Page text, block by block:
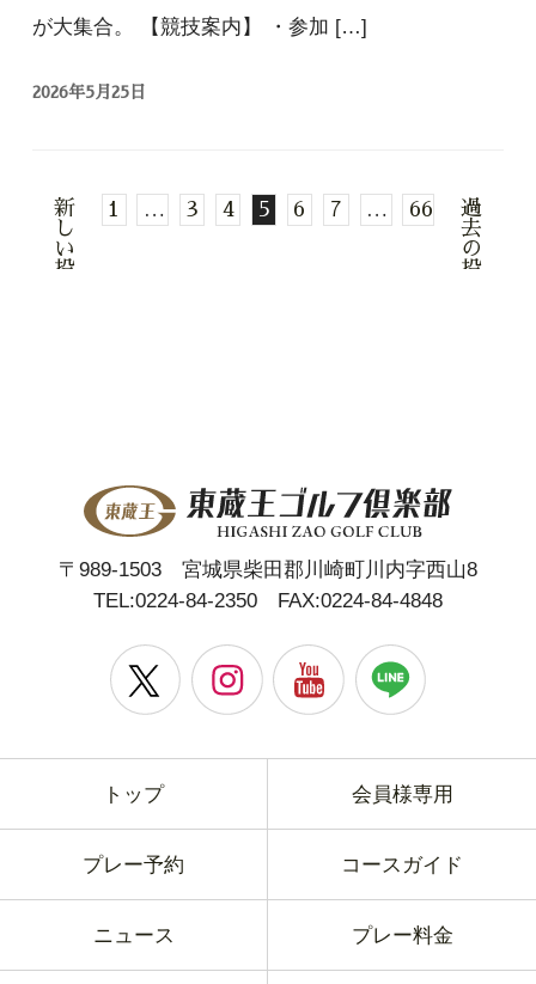
が大集合。 【競技案内】 ・参加 […]
2026年5月25日
新
し
い
投
1 … 3 4 5 6 7 … 66
過
去
の
投
〒989-1503 宮城県柴田郡川崎町川内字西山8
TEL:0224-84-2350FAX:0224-84-4848
トップ 会員様専用
プレー予約 コースガイド
ニュース プレー料金